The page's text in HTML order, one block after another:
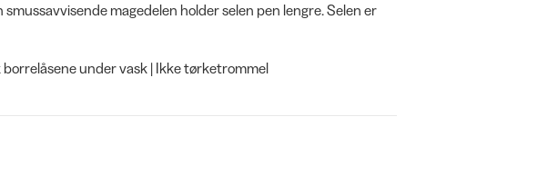
magedelen holder selen pen lengre. Selen er
borrelåsene under vask | Ikke tørketrommel